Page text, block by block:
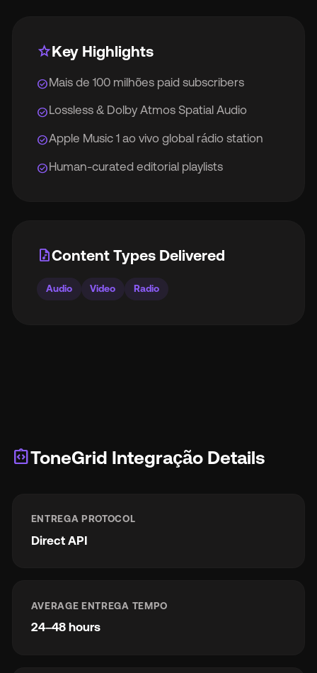
starKey Highlights
check_circleMais de 100 milhões paid subscribers
check_circleLossless & Dolby Atmos Spatial Audio
check_circleApple Music 1 ao vivo global rádio station
check_circleHuman-curated editorial playlists
audio_fileContent Types Delivered
Audio Video Radio
integration_instructionsToneGrid Integração Details
ENTREGA PROTOCOL
Direct API
AVERAGE ENTREGA TEMPO
24–48 hours